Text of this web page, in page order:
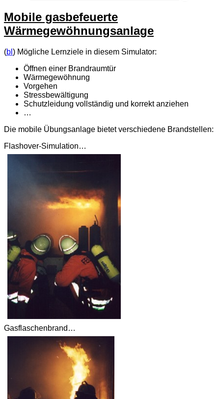
Mobile gasbefeuerte
Wärmegewöhnungsanlage
(bl ) Mögliche Lernziele in diesem Simulator:
Öffnen einer Brandraumtür
Wärmegewöhnung
Vorgehen
Stressbewältigung
Schutzleidung vollständig und korrekt anziehen
…
Die mobile Übungsanlage bietet verschiedene Brandstellen:
Flashover-Simulation…
Gasflaschenbrand…